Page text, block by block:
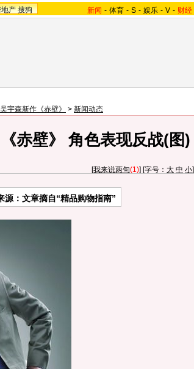
产 搜狗 新闻 - 体育 - S - 娱乐 - V - 财经
吴宇森新作《赤壁》 > 新闻动态
赤壁》 角色表现反战(图)
[我来说两句(1)] [字号： 大 中 小]
源：文章摘自“精品购物指南”